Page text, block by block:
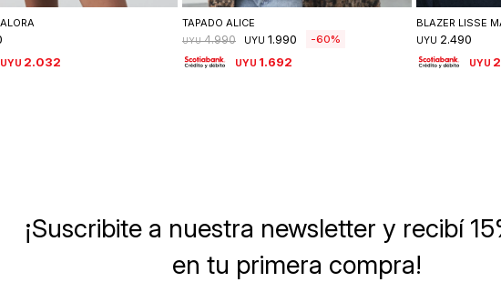
UYU 2.032
TAPADO ALICE
UYU 4.990 UYU 1.990 60
UYU 1.692
BLAZER LISSE
UYU 2.490
UYU
¡Suscribite a nuestra newsletter y recibí
en tu primera compra!